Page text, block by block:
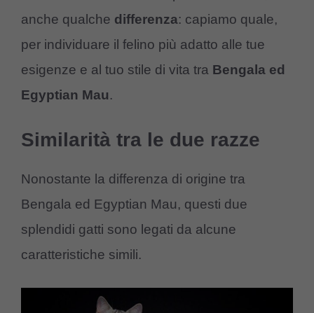
anche qualche differenza: capiamo quale,
per individuare il felino più adatto alle tue
esigenze e al tuo stile di vita tra Bengala ed
Egyptian Mau.
Similarità tra le due razze
Nonostante la differenza di origine tra
Bengala ed Egyptian Mau, questi due
splendidi gatti sono legati da alcune
caratteristiche simili.